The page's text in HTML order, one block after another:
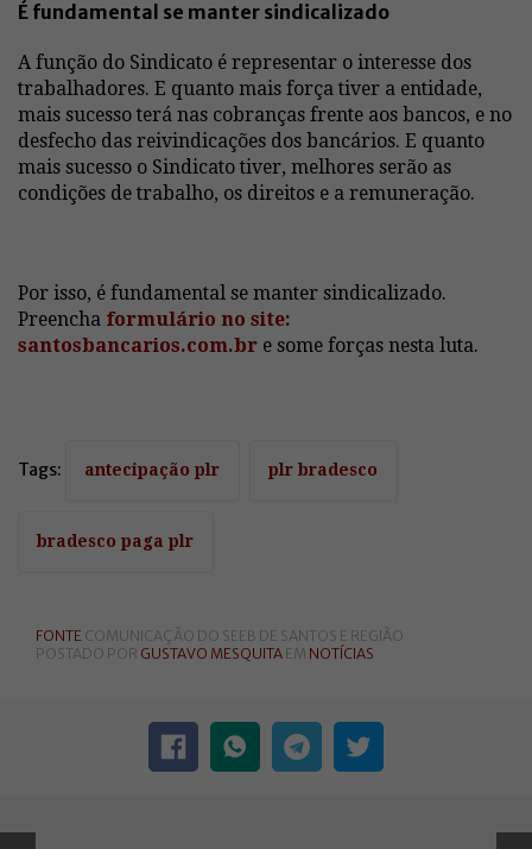
É fundamental se manter sindicalizado
A função do Sindicato é representar o interesse dos
trabalhadores. E quanto mais força tiver a entidade,
mais sucesso terá nas cobranças frente aos bancos, e no
desfecho das reivindicações dos bancários. E quanto
mais sucesso o Sindicato tiver, melhores serão as
condições de trabalho, os direitos e a remuneração.
Por isso, é fundamental se manter sindicalizado.
Preencha formulário no site:
santosbancarios.com.br e some forças nesta luta.
Tags: antecipação plr plr bradesco
bradesco paga plr
FONTE COMUNICAÇÃO DO SEEB DE SANTOS E REGIÃO
POSTADO POR GUSTAVO MESQUITA EM NOTÍCIAS